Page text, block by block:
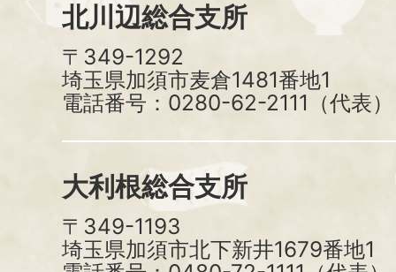
北川辺総合支所
〒349-1292
埼玉県加須市麦倉1481番地1
電話番号：0280-62-2111（代表）
大利根総合支所
〒349-1193
埼玉県加須市北下新井1679番地1